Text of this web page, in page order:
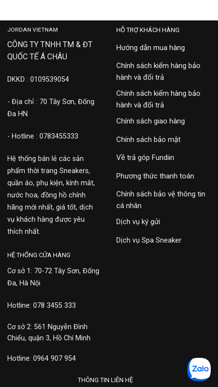
JORDAN VIETNAM
CÔNG TY TNHH TM & ĐT
QUỐC TẾ Á CHÂU
DKKD : 0109539054
- Địa chỉ : 70 Tây Sơn, Đống
Đa HN
- Hotline : 0783455333
Hệ thống bán lẻ các sản
phẩm thời trang Sneakers,
quần áo, phụ kiện, kính mắt,
nước hoa, đồng hồ chính
hãng mới nhất, giá tốt, dịch
vụ khách hàng được yêu
thích nhất.
HỖ TRỢ KHÁCH HÀNG
Hướng dẫn mua hàng
Chính sách kiểm hàng bảo
hành và đổi trả
Chính sách kiểm hàng bảo
hành và đổi trả
Chính sách giao hàng
Chính sách bảo mật
Về trả góp Fundiin
Phương thức thanh toán
Chính sách bảo vệ thông tin
cá nhân
Dịch vụ ký gửi
Dịch vụ Spa Sneaker
HỆ THỐNG CỬA HÀNG
Cơ sở 1: 70-72 Tây Sơn, Đống
Đa, Hà Nội
Hotline: 078 3455 333
Cơ sở 2: 561 Nguyễn Đình
Chiểu, quận 3, Hồ Chí Minh
Hotline: 0964 907 954
THÔNG TIN LIÊN HỆ